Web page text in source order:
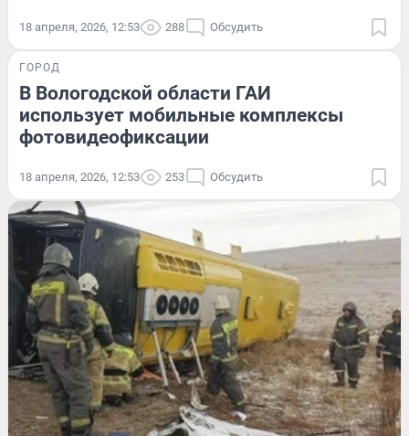
18 апреля, 2026, 12:53 288 Обсудить
ГОРОД
В Вологодской области ГАИ
использует мобильные комплексы
фотовидеофиксации
18 апреля, 2026, 12:53 253 Обсудить